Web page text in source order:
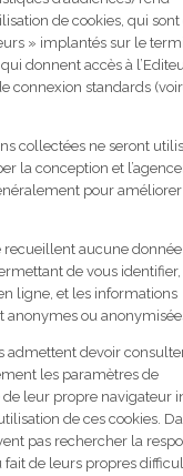
de cookies, qui sont
» implantés sur le
donnent accès à
connexion standards
collectées ne seront
la conception et
pour améliorer
recueillent aucune donnée
de vous
ligne, et les informations
anonymes ou
admettent devoir
les paramètres de
leur propre navigateur
de ces cookies.
pas rechercher la
fait de leurs propres